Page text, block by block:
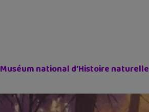
Muséum national d’Histoire naturelle